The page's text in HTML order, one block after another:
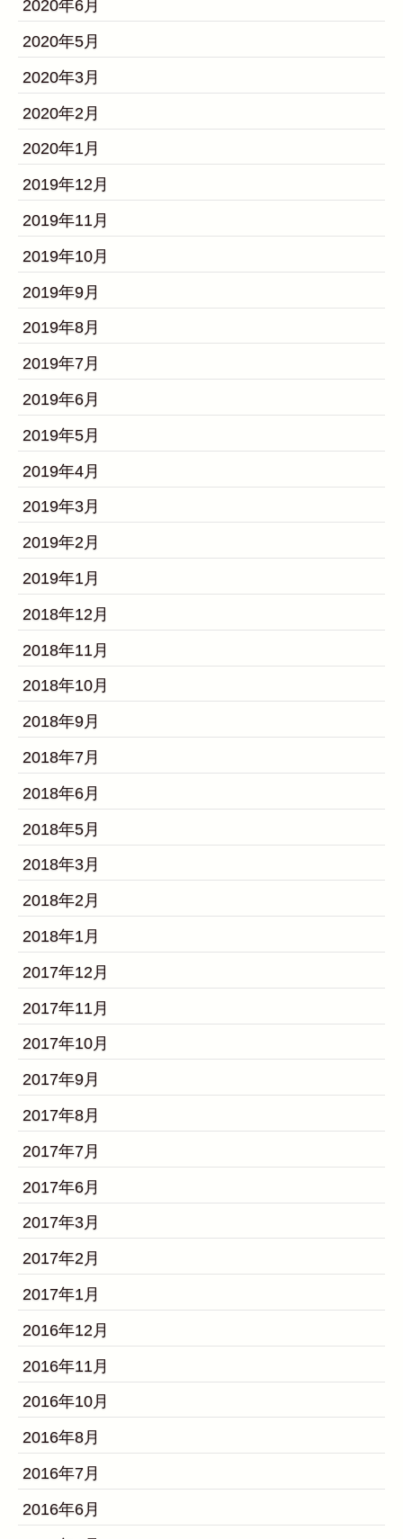
2020年6月
2020年5月
2020年3月
2020年2月
2020年1月
2019年12月
2019年11月
2019年10月
2019年9月
2019年8月
2019年7月
2019年6月
2019年5月
2019年4月
2019年3月
2019年2月
2019年1月
2018年12月
2018年11月
2018年10月
2018年9月
2018年7月
2018年6月
2018年5月
2018年3月
2018年2月
2018年1月
2017年12月
2017年11月
2017年10月
2017年9月
2017年8月
2017年7月
2017年6月
2017年3月
2017年2月
2017年1月
2016年12月
2016年11月
2016年10月
2016年8月
2016年7月
2016年6月